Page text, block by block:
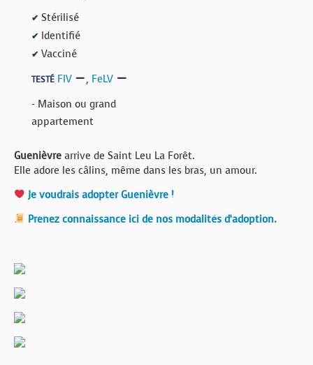
✔ Stérilisé
✔ Identifié
✔ Vacciné
TESTÉ FIV , FeLV
- Maison ou grand
appartement
Guenièvre arrive de Saint Leu La Forêt.
Elle adore les câlins, même dans les bras, un amour.
Je voudrais adopter Guenièvre !
Prenez connaissance ici de nos modalités d’adoption.